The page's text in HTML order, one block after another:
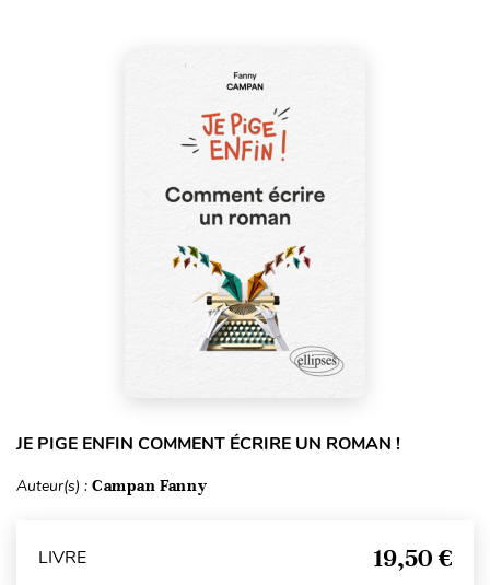
JE PIGE ENFIN COMMENT ÉCRIRE UN ROMAN !
Auteur(s) : Campan Fanny
LIVRE 19,50 €